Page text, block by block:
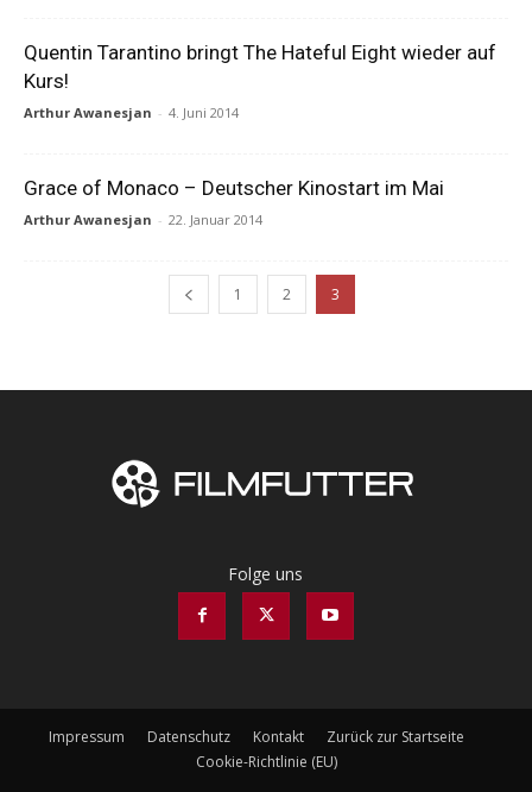
Quentin Tarantino bringt The Hateful Eight wieder auf
Kurs!
Arthur Awanesjan - 4. Juni 2014
Grace of Monaco – Deutscher Kinostart im Mai
Arthur Awanesjan - 22. Januar 2014
1 2 3
Folge uns
Impressum Datenschutz Kontakt
Zurück zur Startseite
Cookie-Richtlinie (EU)